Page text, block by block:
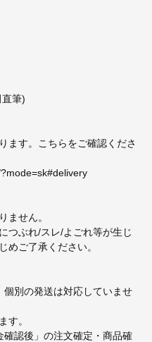
筆)
ます。こちらをご確認くださ
ません。
つぶれ/スレ/よごれ等が生じ
めご了承ください。
別の発送は対応していませ
す。
認後」の注文確定・商品確